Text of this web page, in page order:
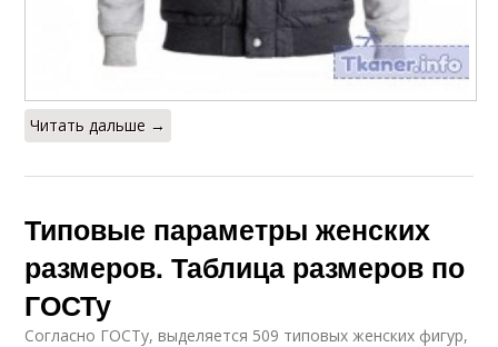
Читать дальше →
Типовые параметры женских
размеров. Таблица размеров по
ГОСТу
Согласно ГОСТу, выделяется 509 типовых женских фигур,